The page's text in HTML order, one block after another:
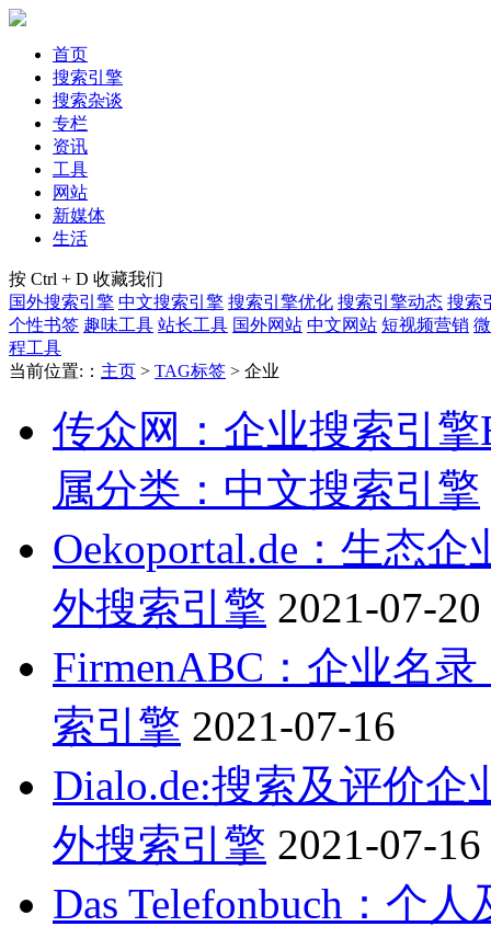
首页
搜索引擎
搜索杂谈
专栏
资讯
工具
网站
新媒体
生活
按 Ctrl + D 收藏我们
国外搜索引擎 中文搜索引擎 搜索引擎优化 搜索引擎动态 搜索
个性书签 趣味工具 站长工具 国外网站 中文网站 短视频营销
程工具
当前位置:： 主页 > TAG标签 > 企业
传众网：企业搜索引
属分类：中文搜索引擎
Oekoportal.de：生态
外搜索引擎 2021-07-20
FirmenABC：企业名
索引擎 2021-07-16
Dialo.de:搜索及评价企
外搜索引擎 2021-07-16
Das Telefonbuch：个